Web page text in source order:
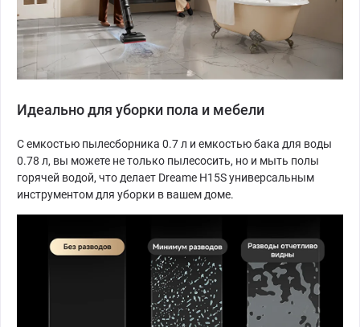
Идеально для уборки пола и мебели
С емкостью пылесборника 0.7 л и емкостью бака для воды
0.78 л, вы можете не только пылесосить, но и мыть полы
горячей водой, что делает Dreame H15S универсальным
инструментом для уборки в вашем доме.